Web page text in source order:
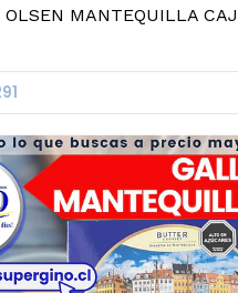
OLSEN MANTEQUILLA